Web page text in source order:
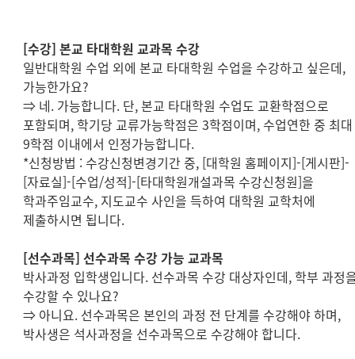
[수강]본교 타대학원 교과목 수강
일반대학원 수업 외에 본교 타대학원 수업을 수강하고 싶은데,
가능한가요?
⇒ 네. 가능합니다. 단,본교 타대학원 수업도 교환학점으로
포함되며, 학기당 교류가능학점은3학점이며,수업연한 중 최대
9학점 이내에서 인정가능합니다.
*신청방법 :수강신청변경기간 중, [대학원 홈페이지]-[게시판]-
[자료실]-[수업/성적]-[타대학원개설과목 수강신청원]을
학과주임교수, 지도교수 사인을 득하여 대학원 교학처에
제출하시면 됩니다.
[선수과목]선수과목 수강 가능 교과목
박사과정 입학생입니다. 선수과목 수강 대상자인데, 학부 과정
수강할 수 있나요?
⇒ 아니요. 선수과목은 본인의 과정 전 단계를 수강해야 하며,
박사생은 석사과정을 선수과목으로 수강해야 합니다.